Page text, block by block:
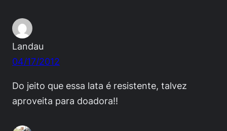
Landau
04/17/2012
Do jeito que essa lata é resistente, talvez
aproveita para doadora!!